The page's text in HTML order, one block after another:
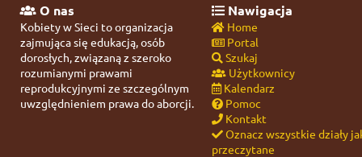
O nas
Kobiety w Sieci to organizacja
zajmująca się edukacją, osób
dorosłych, związaną z szeroko
rozumianymi prawami
reprodukcyjnymi ze szczególnym
uwzględnieniem prawa do aborcji.
Nawigacja
Home
Portal
Szukaj
Użytkownicy
Kalendarz
Pomoc
Kontakt
Oznacz wszystkie działy
przeczytane